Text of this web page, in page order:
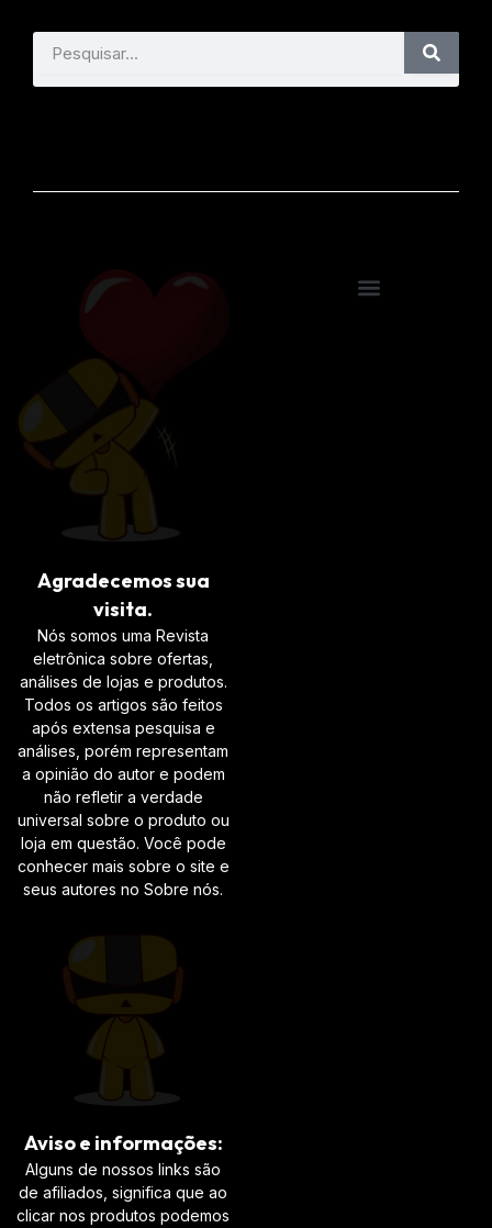
Agradecemos sua
visita.
Nós somos uma Revista
eletrônica sobre ofertas,
análises de lojas e produtos.
Todos os artigos são feitos
após extensa pesquisa e
análises, porém representam
a opinião do autor e podem
não refletir a verdade
universal sobre o produto ou
loja em questão. Você pode
conhecer mais sobre o site e
seus autores no Sobre nós.
Aviso e informações:
Alguns de nossos links são
de afiliados, significa que ao
clicar nos produtos podemos